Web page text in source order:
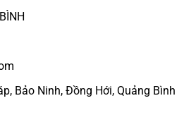
Bảo Ninh, Đồng Hới, Quảng Bình